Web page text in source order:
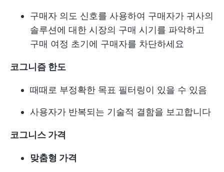
구매자 의도 신호를 사용하여 구매자가 귀사의
솔루션에 대한 시장의 구매 시기를 파악하고
구매 여정 초기에 구매자를 차단하세요
코그니즘 한도
때때로 부정확한 목표 필터링이 있을 수 있음
사용자가 반복되는 기술적 결함을 보고합니다
코그니스 가격
맞춤형 가격